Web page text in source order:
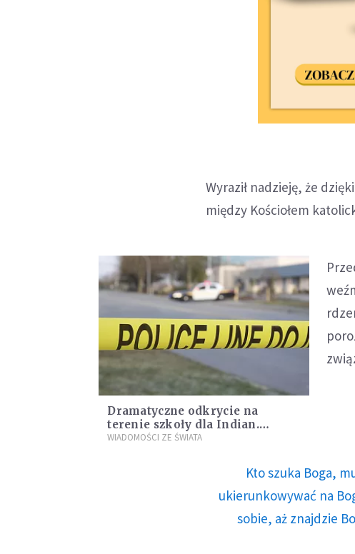
Wyraził nadzieję, że
między Kościołem
Dramatyczne odkrycie na
terenie szkoły dla Indian.
Znaleziono szczątki 215 dzieci
WIADOMOŚCI ZE ŚWIATA
Kto szuka Boga,
ukierunkowywać na
sobie, aż znajdzie